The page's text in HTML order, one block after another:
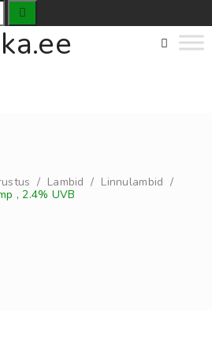
/ Lambid / Linnulambid /
, 2.4% UVB